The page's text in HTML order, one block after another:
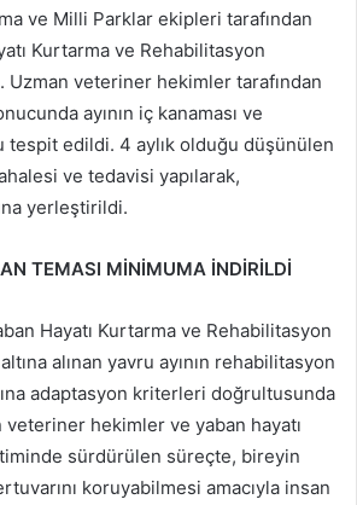
ve Milli Parklar ekipleri tarafından
Kurtarma ve Rehabilitasyon
Uzman veteriner hekimler tarafından
ayının iç kanaması ve
edildi. 4 aylık olduğu düşünülen
ve tedavisi yapılarak,
yerleştirildi.
TEMASI MİNİMUMA İNDİRİLDİ
Hayatı Kurtarma ve Rehabilitasyon
alınan yavru ayının rehabilitasyon
adaptasyon kriterleri doğrultusunda
hekimler ve yaban hayatı
sürdürülen süreçte, bireyin
koruyabilmesi amacıyla insan